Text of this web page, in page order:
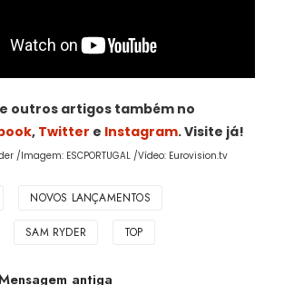
outros artigos também no
, Twitter e Instagram. Visite já!
/Imagem: ESCPORTUGAL /Vídeo: Eurovision.tv
NOVOS LANÇAMENTOS
SAM RYDER TOP
antiga